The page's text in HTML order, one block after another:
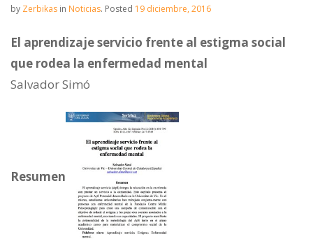
by Zerbikas in Noticias. Posted 19 diciembre, 2016
El aprendizaje servicio frente al estigma social
que rodea la enfermedad mental
Salvador Simó
Resumen